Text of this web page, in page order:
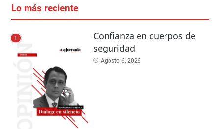
Lo más reciente
1
Confianza en cuerpos de
seguridad
Agosto 6, 2026